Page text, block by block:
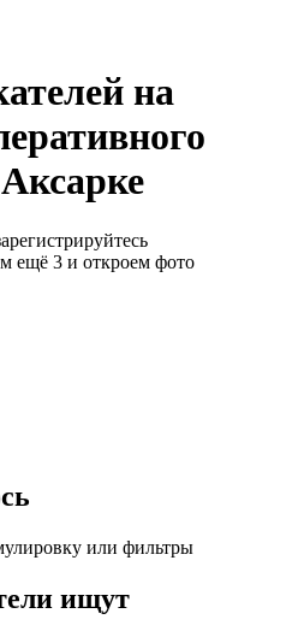
на
ещё 3 и откроем фото
или фильтры
ищут